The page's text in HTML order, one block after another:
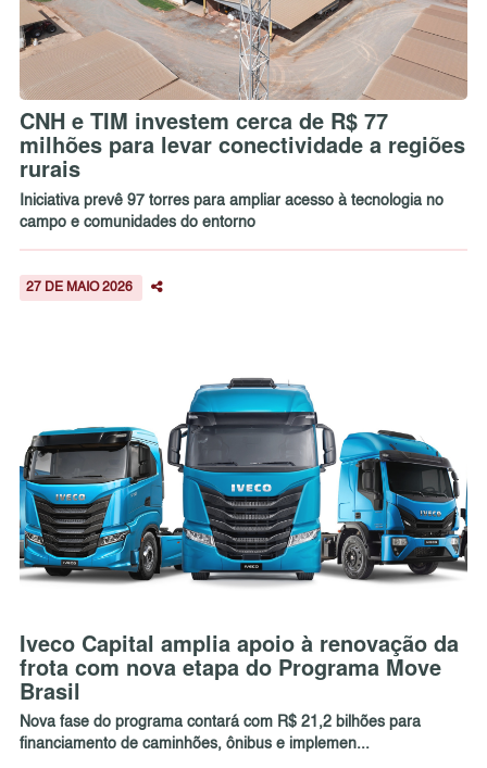
CNH e TIM investem cerca de R$ 77
milhões para levar conectividade a regiões
rurais
Iniciativa prevê 97 torres para ampliar acesso à tecnologia no
campo e comunidades do entorno
27 DE MAIO 2026
Iveco Capital amplia apoio à renovação da
frota com nova etapa do Programa Move
Brasil
Nova fase do programa contará com R$ 21,2 bilhões para
financiamento de caminhões, ônibus e implemen...